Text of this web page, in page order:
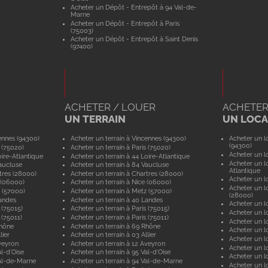
Acheter un Dépôt - Entrepôt à 94 Val-de-
Marne
Acheter un Dépôt - Entrepôt à Paris
(75003)
Acheter un Dépôt - Entrepôt à Saint Denis
(97400)
(94300)
Atlantique
(28000)
(57000)
d'Oise
de-Marne
ACHETER / LOUER
UN TERRAIN
Acheter un terrain à Vincennes (94300)
Acheter un terrain à Paris (75020)
Acheter un terrain à 44 Loire-Atlantique
Acheter un terrain à 84 Vaucluse
Acheter un terrain à Chartres (28000)
Acheter un terrain à Nice (06000)
Acheter un terrain à Metz (57000)
Acheter un terrain à 40 Landes
Acheter un terrain à Paris (75015)
Acheter un terrain à Paris (75011)
Acheter un terrain à 69 Rhône
Acheter un terrain à 03 Allier
Acheter un terrain à 12 Aveyron
Acheter un terrain à 95 Val-d'Oise
Acheter un terrain à 94 Val-de-Marne
UN
Acheter un
(94300)
Acheter un
Acheter un
Atlantique
Acheter un
Acheter un
(28000)
Acheter un
Acheter un
Acheter un
Acheter un
Acheter un
Acheter un
Acheter un
Acheter un